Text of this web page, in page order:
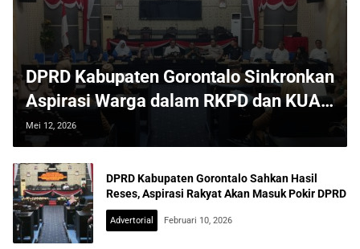
DPRD Kabupaten Gorontalo Sinkronkan
Aspirasi Warga dalam RKPD dan KUA
PPAS
Mei 12, 2026
DPRD Kabupaten Gorontalo Sahkan Hasil
Reses, Aspirasi Rakyat Akan Masuk Pokir DPRD
Advertorial Februari 10, 2026